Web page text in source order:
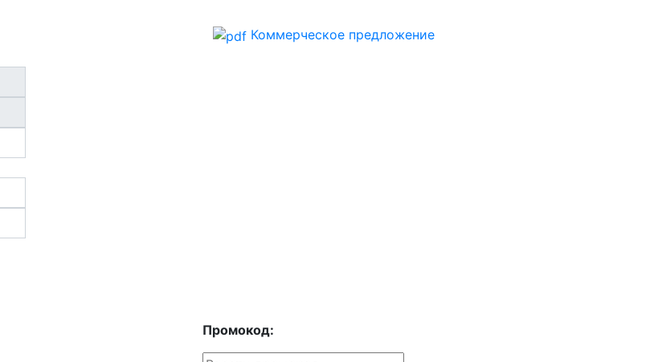
Коммерческое предложение
Промокод: